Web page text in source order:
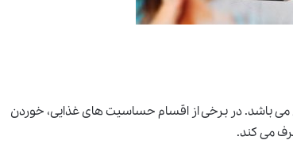
می باشد. در برخی از اقسام حساسیت های غذایی، خوردن
می کند.